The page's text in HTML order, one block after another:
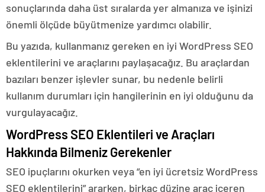
sonuçlarında daha üst sıralarda yer almanıza ve işinizi
önemli ölçüde büyütmenize yardımcı olabilir.
Bu yazıda, kullanmanız gereken en iyi WordPress SEO
eklentilerini ve araçlarını paylaşacağız. Bu araçlardan
bazıları benzer işlevler sunar, bu nedenle belirli
kullanım durumları için hangilerinin en iyi olduğunu da
vurgulayacağız.
WordPress SEO Eklentileri ve Araçları
Hakkında Bilmeniz Gerekenler
SEO ipuçlarını okurken veya “en iyi ücretsiz WordPress
SEO eklentilerini” ararken, birkaç düzine araç içeren